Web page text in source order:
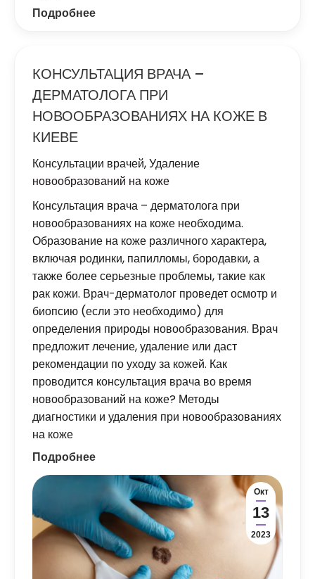
Подробнее
КОНСУЛЬТАЦИЯ ВРАЧА –
ДЕРМАТОЛОГА ПРИ
НОВООБРАЗОВАНИЯХ НА КОЖЕ В
КИЕВЕ
Консультации врачей,Удаление
новообразований на коже
Консультация врача – дерматолога при
новообразованиях на коже необходима.
Образование на коже различного характера,
включая родинки, папилломы, бородавки, а
также более серьезные проблемы, такие как
рак кожи. Врач-дерматолог проведет осмотр и
биопсию (если это необходимо) для
определения природы новообразования. Врач
предложит лечение, удаление или даст
рекомендации по уходу за кожей. Как
проводится консультация врача во время
новообразований на коже? Методы
диагностики и удаления при новообразованиях
на коже
Подробнее
Окт
13
2023